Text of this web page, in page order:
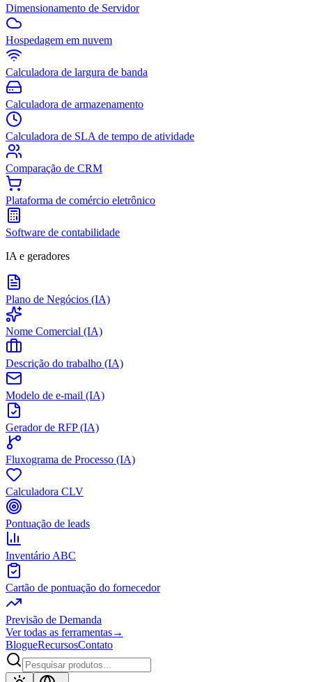
Dimensionamento de Servidor
Hospedagem em nuvem
Calculadora de largura de banda
Calculadora de armazenamento
Calculadora de SLA de tempo de atividade
Comparação de CRM
Plataforma de comércio eletrônico
Software de contabilidade
IA e geradores
Plano de Negócios (IA)
Nome Comercial (IA)
Descrição do trabalho (IA)
Modelo de e-mail (IA)
Gerador de RFP (IA)
Fluxograma de Processo (IA)
Calculadora CLV
Pontuação de leads
Inventário ABC
Cartão de pontuação do fornecedor
Previsão de Demanda
Ver todas as ferramentas→
BlogueRecursosContato